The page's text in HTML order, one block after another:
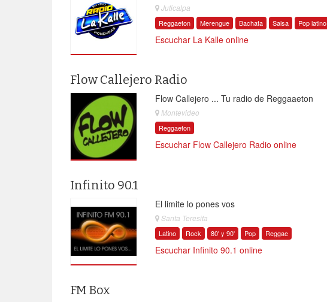
Juticalpa
Reggaeton Merengue Bachata Salsa Pop latino
Escuchar La Kalle online
Flow Callejero Radio
Flow Callejero ... Tu radio de Reggaaeton
Montevideo
Reggaeton
Escuchar Flow Callejero Radio online
Infinito 90.1
El limite lo pones vos
Santa Teresita
Latino Rock 80' y 90' Pop Reggae
Escuchar Infinito 90.1 online
FM Box